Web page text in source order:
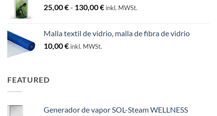
25,00€- 130,00€Rango
desde
inkl. MWSt.
Malla textil de vidrio, malla de fibra de vidrio
10,00€ inkl. MWSt.
FEATURED
Generador de vapor SOL-Steam WELLNESS